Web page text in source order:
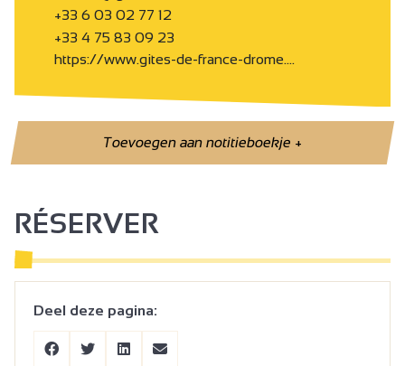
+33 6 03 02 77 12
+33 4 75 83 09 23
https://www.gites-de-france-drome.…
Toevoegen aan notitieboekje+
RÉSERVER
Deel deze pagina: